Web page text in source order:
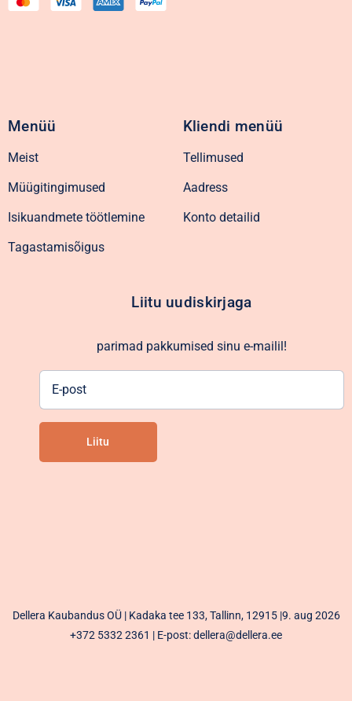
Menüü
Meist
Müügitingimused
Isikuandmete töötlemine
Tagastamisõigus
Kliendi menüü
Tellimused
Aadress
Konto detailid
Liitu uudiskirjaga
parimad pakkumised sinu e-mailil!
Liitu
Dellera Kaubandus OÜ | Kadaka tee 133, Tallinn, 12915 |9. aug 2026
+372 5332 2361 | E-post: dellera@dellera.ee